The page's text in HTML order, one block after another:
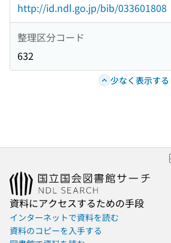
http://id.ndl.go.jp/bib/033601808
整理区分コード
632
少なく表示する
資料にアクセスするための手段
インターネットで資料を読む
資料のコピーを入手する